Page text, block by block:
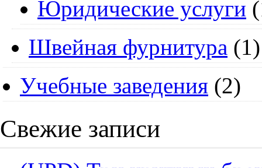
Юридические услуги
Швейная фурнитура (1)
Учебные заведения (2)
Свежие записи